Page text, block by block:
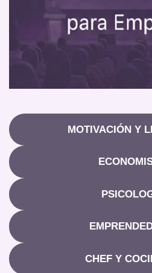
MOTIVACIÓN Y
CHEF Y